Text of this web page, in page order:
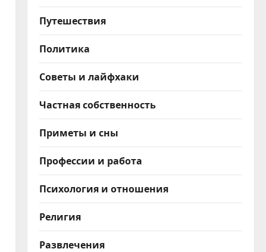
Путешествия
Политика
Советы и лайфхаки
Частная собственность
Приметы и сны
Профессии и работа
Психология и отношения
Религия
Развлечения